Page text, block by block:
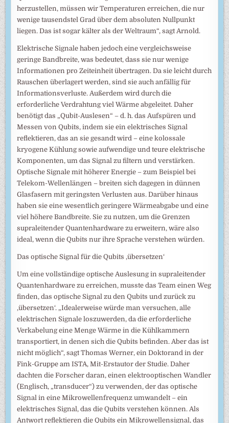
herzustellen, müssen wir Temperaturen erreichen, die nur
wenige tausendstel Grad über dem absoluten Nullpunkt
liegen. Das ist sogar kälter als der Weltraum“, sagt Arnold.
Elektrische Signale haben jedoch eine vergleichsweise
geringe Bandbreite, was bedeutet, dass sie nur wenige
Informationen pro Zeiteinheit übertragen. Da sie leicht durch
Rauschen überlagert werden, sind sie auch anfällig für
Informationsverluste. Außerdem wird durch die
erforderliche Verdrahtung viel Wärme abgeleitet. Daher
benötigt das „Qubit-Auslesen“ – d. h. das Aufspüren und
Messen von Qubits, indem sie ein elektrisches Signal
reflektieren, das an sie gesandt wird – eine kolossale
kryogene Kühlung sowie aufwendige und teure elektrische
Komponenten, um das Signal zu filtern und verstärken.
Optische Signale mit höherer Energie – zum Beispiel bei
Telekom-Wellenlängen – breiten sich dagegen in dünnen
Glasfasern mit geringsten Verlusten aus. Darüber hinaus
haben sie eine wesentlich geringere Wärmeabgabe und eine
viel höhere Bandbreite. Sie zu nutzen, um die Grenzen
supraleitender Quantenhardware zu erweitern, wäre also
ideal, wenn die Qubits nur ihre Sprache verstehen würden.
Das optische Signal für die Qubits ‚übersetzen‘
Um eine vollständige optische Auslesung in supraleitender
Quantenhardware zu erreichen, musste das Team einen Weg
finden, das optische Signal zu den Qubits und zurück zu
‚übersetzen‘. „Idealerweise würde man versuchen, alle
elektrischen Signale loszuwerden, da die erforderliche
Verkabelung eine Menge Wärme in die Kühlkammern
transportiert, in denen sich die Qubits befinden. Aber das ist
nicht möglich“, sagt Thomas Werner, ein Doktorand in der
Fink-Gruppe am ISTA, Mit-Erstautor der Studie. Daher
dachten die Forscher daran, einen elektrooptischen Wandler
(Englisch, „transducer“) zu verwenden, der das optische
Signal in eine Mikrowellenfrequenz umwandelt – ein
elektrisches Signal, das die Qubits verstehen können. Als
Antwort reflektieren die Qubits ein Mikrowellensignal, das